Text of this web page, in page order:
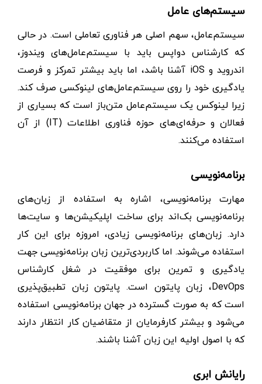
سیستم‌های عامل
سیستم‌عامل، سهم اصلی هر فناوری تعاملی است. در حالی
که کارشناس دواپس باید با سیستم‌عامل‌های ویندوز،
اندروید و iOS آشنا باشد، اما باید بیشتر تمرکز و فرصت
یادگیری خود را روی سیستم‌عامل‌های لینوکسی صرف کند.
زیرا لینوکس یک سیستم‌عامل متن‌باز است که بسیاری از
فعالان و حرفه‌ای‌های حوزه فناوری اطلاعات (IT) از آن
استفاده می‌کنند.
برنامه‌نویسی
مهارت برنامه‌نویسی، اشاره به استفاده از زبان‌های
برنامه‌نویسی بک‌اند برای ساخت اپلیکیشن‌ها و سایت‌ها
دارد. زبان‌های برنامه‌نویسی زیادی، امروزه برای این کار
استفاده می‌شوند. اما کاربردی‌ترین زبان برنامه‌نویسی جهت
یادگیری و تمرین برای موفقیت در شغل کارشناس
DevOps، زبان پایتون است. پایتون زبان تطبیق‌پذیری
است که به صورت گسترده در جهان برنامه‌نویسی استفاده
می‌شود و بیشتر کارفرمایان از متقاضیان کار انتظار دارند
که با اصول اولیه این زبان آشنا باشند.
رایانش ابری